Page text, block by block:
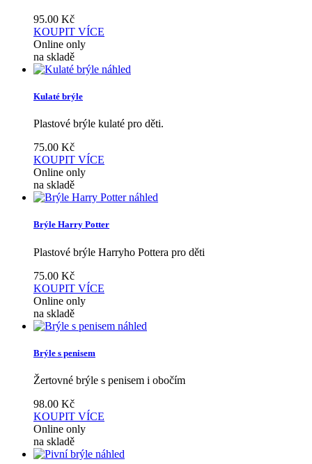
95.00 Kč
KOUPIT VÍCE
Online only
na skladě
náhled
Kulaté brýle
Plastové brýle kulaté pro děti.
75.00 Kč
KOUPIT VÍCE
Online only
na skladě
náhled
Brýle Harry Potter
Plastové brýle Harryho Pottera pro děti
75.00 Kč
KOUPIT VÍCE
Online only
na skladě
náhled
Brýle s penisem
Žertovné brýle s penisem i obočím
98.00 Kč
KOUPIT VÍCE
Online only
na skladě
náhled